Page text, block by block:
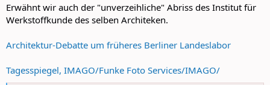
Erwähnt wir auch der "unverzeihliche" Abriss des Institut für
Werkstoffkunde des selben Architeken.
Architektur-Debatte um früheres Berliner Landeslabor
Tagesspiegel, IMAGO/Funke Foto Services/IMAGO/